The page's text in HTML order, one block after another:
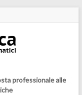
professionale alle